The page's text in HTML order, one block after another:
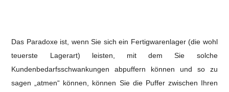
Das Paradoxe ist, wenn Sie sich ein Fertigwarenlager (die wohl
teuerste Lagerart) leisten, mit dem Sie solche
Kundenbedarfsschwankungen abpuffern können und so zu
sagen „atmen“ können, können Sie die Puffer zwischen Ihren